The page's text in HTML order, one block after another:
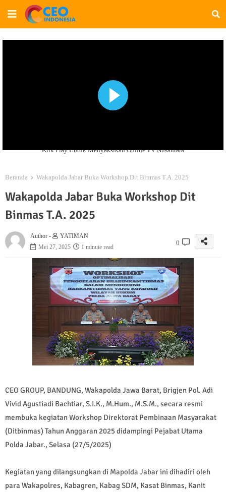
Klik Play Untuk Menyaksikan Online TV Nusantara
Beranda Wakapolda Jabar Buka Workshop Dit Binmas T.A. 2025
Wakapolda Jabar Buka Workshop Dit
Binmas T.A. 2025
Author -
YATIMAN
Mei 27, 2025
1 minute read
0
CEO GROUP, BANDUNG, Wakapolda Jawa Barat, Brigjen Pol. Adi
Vivid Agustiadi Bachtiar, S.I.K., M.Hum., M.S.M., secara resmi
membuka kegiatan Workshop Direktorat Pembinaan Masyarakat
(Ditbinmas) Tahun Anggaran 2025 didampingi Pejabat Utama
Polda Jabar., Selasa (27/5/2025)
Kegiatan yang dilangsungkan di Mapolda Jabar ini dihadiri oleh
para Wakapolres, Kabagren, Kabag SDM, Kasat Binmas, Kanit